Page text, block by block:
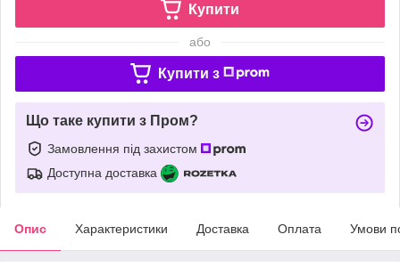
Купити
або
Купити з
Що таке купити з Пром?
Замовлення під захистом
Доступна доставка
Опис Характеристики Доставка Оплата Умови